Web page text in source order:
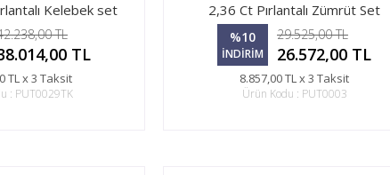
Kelebek set
TL
TL
TL x 3 Taksit
: PUT0029TK
2,36 Ct Pırlantalı Zümrüt Set
%10
İNDİRİM
29.525,00 TL
26.572,00 TL
8.857,00 TL x 3 Taksit
Ürün Kodu : PUT0003